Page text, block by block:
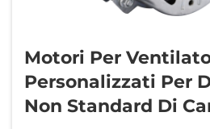
Motori Per
Personalizzati Per
Non Standard Di